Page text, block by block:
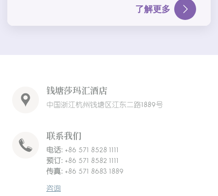
钱塘莎玛汇酒店
中国浙江杭州钱塘区江东二路1889号
联系我们
电话: +86 571 8528 1111
预订: +86 571 8582 1111
传真: +86 571 8683 1889
咨询